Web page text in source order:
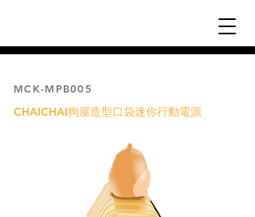
MCK-MPB005
CHAICHAI狗屋造型口袋迷你行動電源